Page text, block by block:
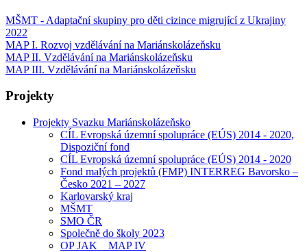
MŠMT - Adaptační skupiny pro děti cizince migrující z Ukrajiny
2022
MAP I. Rozvoj vzdělávání na Mariánskolázeňsku
MAP II. Vzdělávání na Mariánskolázeňsku
MAP III. Vzdělávání na Mariánskolázeňsku
Projekty
Projekty Svazku Mariánskolázeňsko
CÍL Evropská územní spolupráce (EÚS) 2014 - 2020,
Dispoziční fond
CÍL Evropská územní spolupráce (EÚS) 2014 - 2020
Fond malých projektů (FMP) INTERREG Bavorsko –
Česko 2021 – 2027
Karlovarský kraj
MŠMT
SMO ČR
Společně do školy 2023
OP JAK _ MAP IV